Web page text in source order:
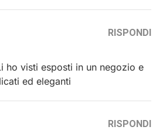
ho visti esposti in un negozio e
ed eleganti
RISPONDI
RISPONDI